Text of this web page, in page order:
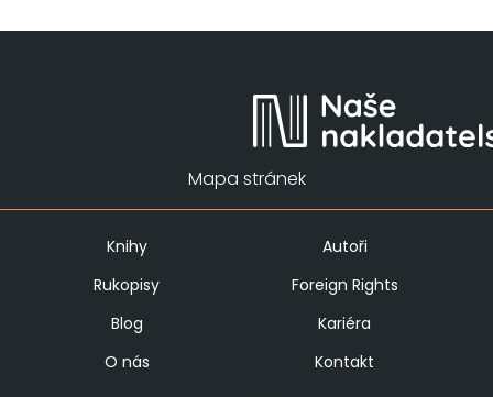
Mapa stránek
Knihy
Autoři
Rukopisy
Foreign Rights
Blog
Kariéra
O nás
Kontakt